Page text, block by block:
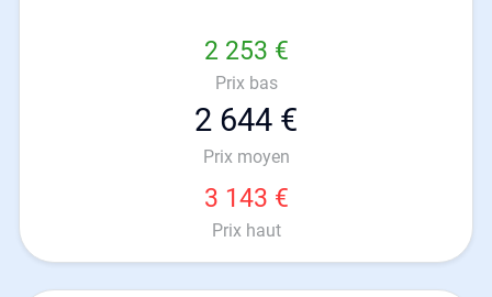
2 253 €
Prix bas
2 644 €
Prix moyen
3 143 €
Prix haut